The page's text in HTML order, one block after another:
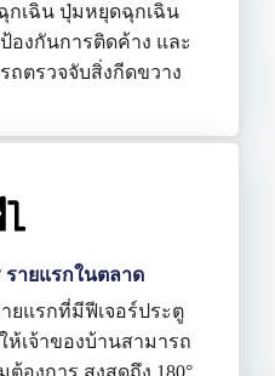
เฉิน ปุ่มหยุดฉุกเฉิน
องกันการติดค้าง และ
ถตรวจจับสิ่งกีดขวาง
รายแรกในตลาด
ยแรกที่มีฟีเจอร์ประตู
ห้เจ้าของบ้านสามารถ
องการ สูงสุดถึง 180°